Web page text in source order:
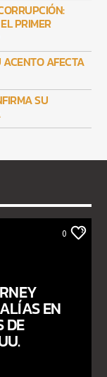
PRIMER
AFECTA
SU
0
EN
DE